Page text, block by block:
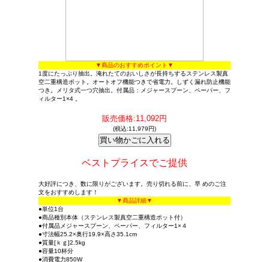
▼商品のおすすめポイント▼
1度にたっぷり抽出。淹れたてのおいしさが長持ちするステンレス製真
空二重構造ポット。オートオフ機能つきで省電力。しずく漏れ防止機能
つき。メリタ式一つ穴抽出。付属品：メジャースプーン、ペーパー、フ
ィルター1×4 。
販売価格:11,092円
(税込:11,979円)
ベストプライスでご提供
大好評につき、数に限りがございます。売り切れる前に、早 めのご注
文をおすすめします！
▼商品詳細▼
●単位1台
●商品種別本体（ステンレス製真空二重構造ポット付）
●付属品メジャースプーン、ペーパー、フィルター1×４
●寸法幅25.2×奥行19.9×高さ35.1cm
●質量[ｋｇ]2.5kg
●容量10杯分
●消費電力850W